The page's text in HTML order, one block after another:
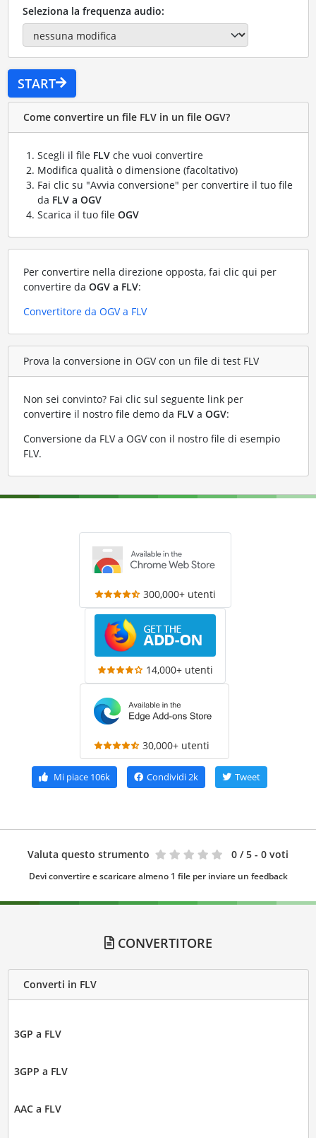
Seleziona la frequenza audio:
START
Come convertire un file FLV in un file OGV?
Scegli il file FLVche vuoi convertire
Modifica qualità o dimensione (facoltativo)
Fai clic su "Avvia conversione" per convertire il tuo file
da FLV a OGV
Scarica il tuo file OGV
Per convertire nella direzione opposta, fai clic qui per
convertire da OGV a FLV:
Convertitore da OGV a FLV
Prova la conversione in OGV con un file di test FLV
Non sei convinto? Fai clic sul seguente link per
convertire il nostro file demo da FLVa OGV:
Conversione da FLV a OGV con il nostro file di esempio
FLV.
300,000+ utenti
14,000+ utenti
30,000+ utenti
Mi piace 106k Condividi2k Tweet
Valuta questo strumento 0 / 5 - 0 voti
Devi convertire e scaricare almeno 1 file per inviare un feedback
CONVERTITORE
Converti in FLV
3GP a FLV
3GPP a FLV
AAC a FLV